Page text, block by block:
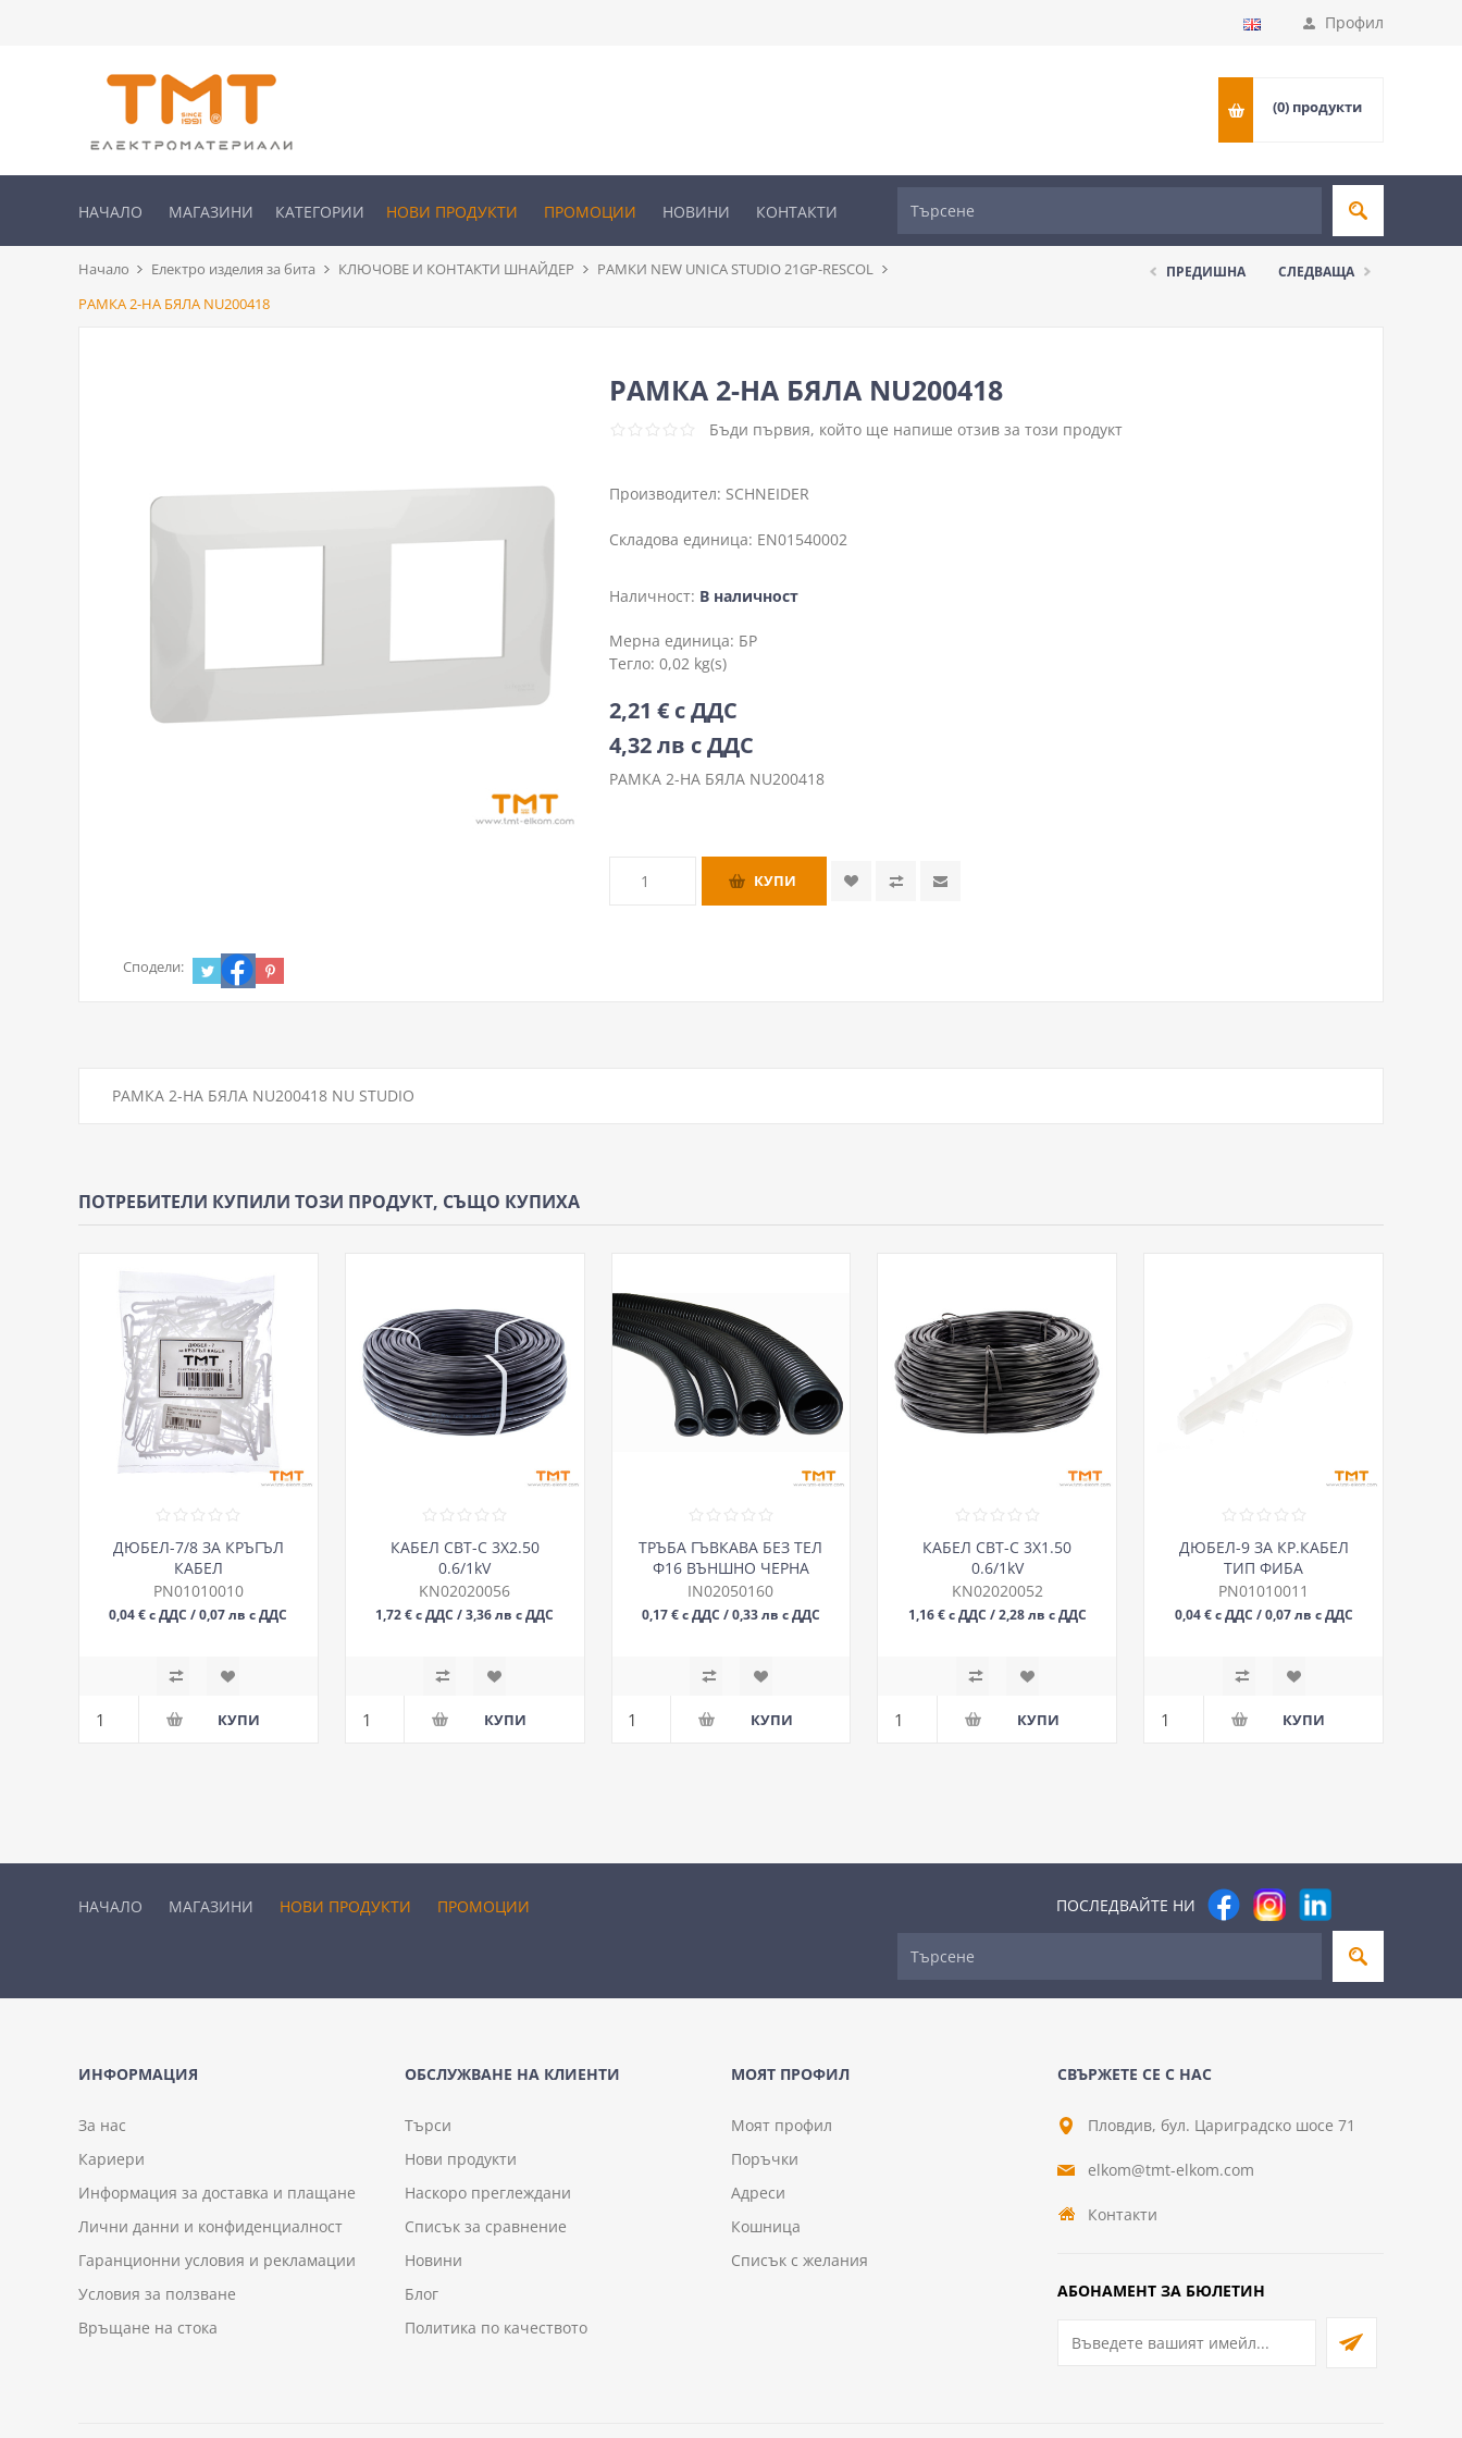
Профил
(0) продукти
НАЧАЛО МАГАЗИНИ КАТЕГОРИИ НОВИ ПРОДУКТИ ПРОМОЦИИ НОВИНИ КОНТАКТИ
Начало Електро изделия за бита КЛЮЧОВЕ И КОНТАКТИ ШНАЙДЕР
РАМКИ NEW UNICA STUDIO 21GP-RESCOL
РАМКА 2-НА БЯЛА NU200418
ПРЕДИШНА СЛЕДВАЩА
РАМКА 2-НА БЯЛА NU200418
Бъди първия, който ще напише отзив за този продукт
Производител: SCHNEIDER
Складова единица: EN01540002
Наличност: В наличност
Мерна единица: БР
Тегло:0,02 kg(s)
2,21 € с ДДС
4,32 лв с ДДС
РАМКА 2-НА БЯЛА NU200418
Сподели:
РАМКА 2-НА БЯЛА NU200418 NU STUDIO
ПОТРЕБИТЕЛИ КУПИЛИ ТОЗИ ПРОДУКТ, СЪЩО КУПИХА
ДЮБЕЛ-7/8 ЗА КРЪГЪЛ
КАБЕЛ
PN01010010
0,04 € с ДДС / 0,07 лв с ДДС
КАБЕЛ СВТ-С 3Х2.50
0.6/1kV
KN02020056
1,72 € с ДДС / 3,36 лв с ДДС
ТРЪБА ГЪВКАВА БЕЗ ТЕЛ
Ф16 ВЪНШНО ЧЕРНА
320N,50m
IN02050160
0,17 € с ДДС / 0,33 лв с ДДС
КАБЕЛ СВТ-С 3Х1.50
0.6/1kV
KN02020052
1,16 € с ДДС / 2,28 лв с ДДС
ДЮБЕЛ-9 ЗА КР.КАБЕЛ
ТИП ФИБА
PN01010011
0,04 € с ДДС / 0,07 лв с ДДС
ПОСЛЕДВАЙТЕ НИ
НАЧАЛО МАГАЗИНИ НОВИ ПРОДУКТИ ПРОМОЦИИ
ИНФОРМАЦИЯ
За нас
Кариери
Информация за доставка и плащане
Лични данни и конфиденциалност
Гаранционни условия и рекламации
Условия за ползване
Връщане на стока
ОБСЛУЖВАНЕ НА КЛИЕНТИ
Търси
Нови продукти
Наскоро преглеждани
Списък за сравнение
Новини
Блог
Политика по качеството
МОЯТ ПРОФИЛ
Моят профил
Поръчки
Адреси
Кошница
Списък с желания
СВЪРЖЕТЕ СЕ С НАС
Пловдив, бул. Цариградско шосе 71
elkom@tmt-elkom.com
Контакти
АБОНАМЕНТ ЗА БЮЛЕТИН